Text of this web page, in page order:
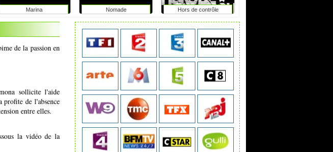
Marina Nomade Hors de contrôle
de la passion en
sollicite l'aide
profite de l'absence
entre elles.
la vidéo de la